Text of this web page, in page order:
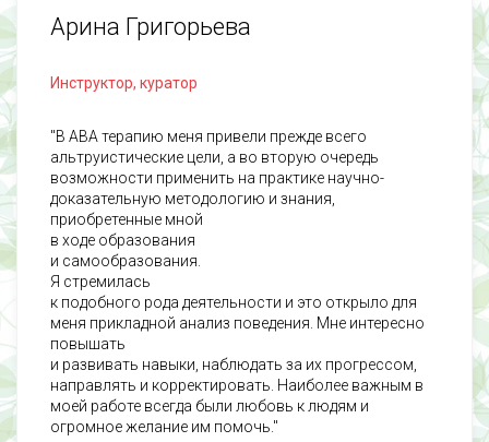
Арина Григорьева
Инструктор, куратор
"В АВА терапию меня привели прежде всего
альтруистические цели, а во вторую очередь
возможности применить на практике научно-
доказательную методологию и знания,
приобретенные мной
в ходе образования
и самообразования.
Я стремилась
к подобного рода деятельности и это открыло для
меня прикладной анализ поведения. Мне интересно
повышать
и развивать навыки, наблюдать за их прогрессом,
направлять и корректировать. Наиболее важным в
моей работе всегда были любовь к людям и
огромное желание им помочь."